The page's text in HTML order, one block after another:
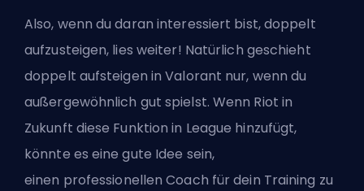
Also, wenn du daran interessiert bist, doppelt
aufzusteigen, lies weiter! Natürlich geschieht
doppelt aufsteigen in Valorant nur, wenn du
außergewöhnlich gut spielst. Wenn Riot in
Zukunft diese Funktion in League hinzufügt,
könnte es eine gute Idee sein,
einen professionellen Coach für dein Training zu